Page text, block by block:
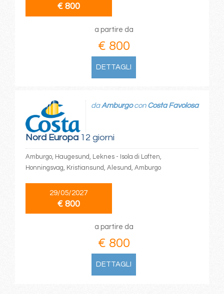
€ 800
a partire da
€ 800
DETTAGLI
Nord Europa12 giorni
daAmburgocon Costa Favolosa
Amburgo, Haugesund, Leknes - Isola di Loften,
Honningsvag, Kristiansund, Alesund, Amburgo
29/05/2027
€ 800
a partire da
€ 800
DETTAGLI